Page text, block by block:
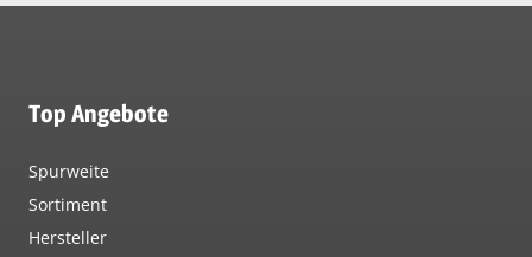
Top Angebote
Spurweite
Sortiment
Hersteller